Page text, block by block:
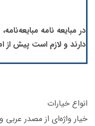
در مبایعه نامه
دارند و لازم است پیش از
انواع خیارات
خیار واژه‌ای از مصدر